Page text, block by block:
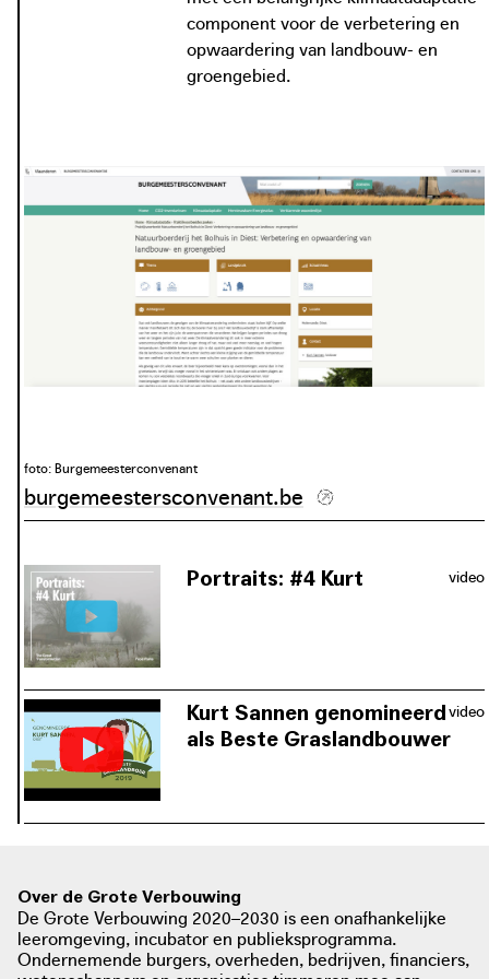
landbouwleven.be
knack.be
foto: De Standaard, 2019
standaard.be
component voor de verbetering en
opwaardering van landbouw- en
groengebied.
foto: Burgemeesterconvenant
burgemeestersconvenant.be
video
Portraits: #4 Kurt
de visie dat landbouwpraktijken
onderdeel zijn van een meerlagig
video
Kurt Sannen genomineerd
als Beste Graslandbouwer
natuurgebied te bieden heeft, in de
voor het vleesvee droge natuurgras
vult hij in de wintermaanden aan met
eigen geteelde grasklaver.
Over de Grote Verbouwing
De Grote Verbouwing 2020–2030 is een onafhankelijke
leeromgeving, incubator en publieksprogramma.
Ondernemende burgers, overheden, bedrijven, financiers,